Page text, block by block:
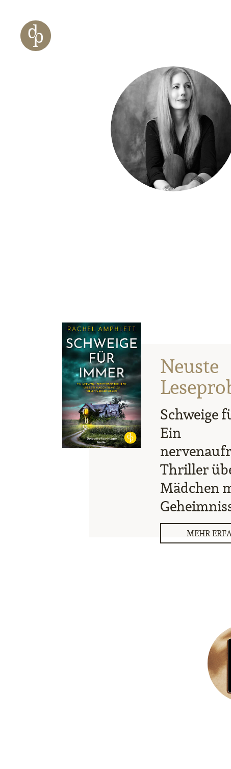
Zur Navigation springen
Zur Website-Suche springen
Neuste
Schweige
Ein
Thriller
Mädchen
MEHR